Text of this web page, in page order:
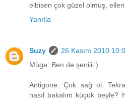
elbisen çok güzel olmuş,
Yanıtla
Suzy
26 Kasım 2010
Müge: Ben de şeniiii:)
Antigone: Çok sağ ol.
nasıl bakalım küçük beyle?